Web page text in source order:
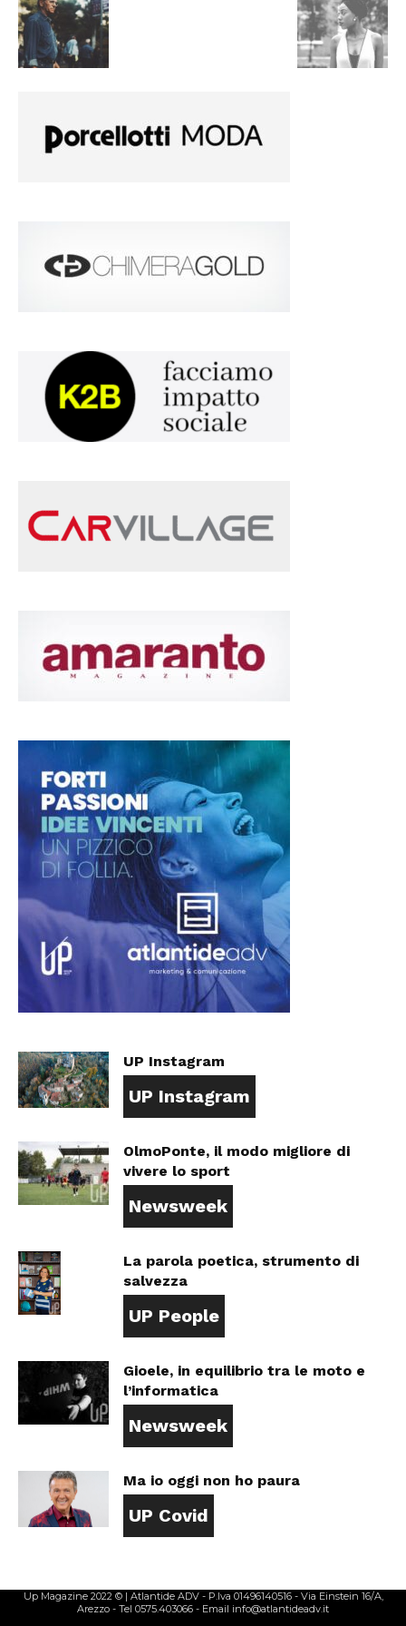
UP Instagram
UP Instagram
OlmoPonte, il modo migliore di
vivere lo sport
Newsweek
La parola poetica, strumento di
salvezza
UP People
Gioele, in equilibrio tra le moto e
l’informatica
Newsweek
Ma io oggi non ho paura
UP Covid
Up Magazine 2022 © | Atlantide ADV - P.Iva 01496140516 - Via Einstein 16/A,
Arezzo - Tel 0575.403066 - Email info@atlantideadv.it